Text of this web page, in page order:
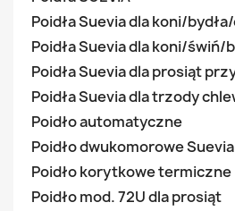
Poidła Suevia dla koni/
Poidła Suevia dla koni/świń/
Poidła Suevia dla prosiąt
Poidła Suevia dla trzody
Poidło automatyczne
Poidło dwukomorowe
Poidło korytkowe termiczne
Poidło mod. 72U dla prosiąt